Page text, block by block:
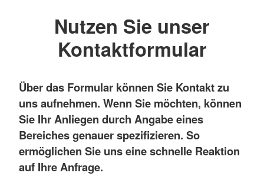
Nutzen Sie unser
Kontaktformular
Über das Formular können Sie Kontakt zu
uns aufnehmen. Wenn Sie möchten, können
Sie Ihr Anliegen durch Angabe eines
Bereiches genauer spezifizieren. So
ermöglichen Sie uns eine schnelle Reaktion
auf Ihre Anfrage.